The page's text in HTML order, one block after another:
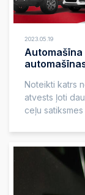
2023.05.19
Automašīna
Noteikti katrs
atvests ļoti
ceļu